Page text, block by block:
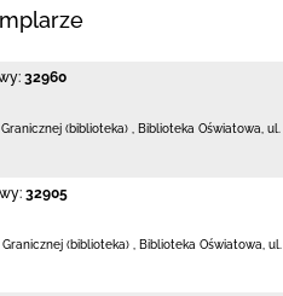
32960
(biblioteka) Biblioteka Oświatowa, ul.
32905
Granicznej (biblioteka) Biblioteka Oświatowa,